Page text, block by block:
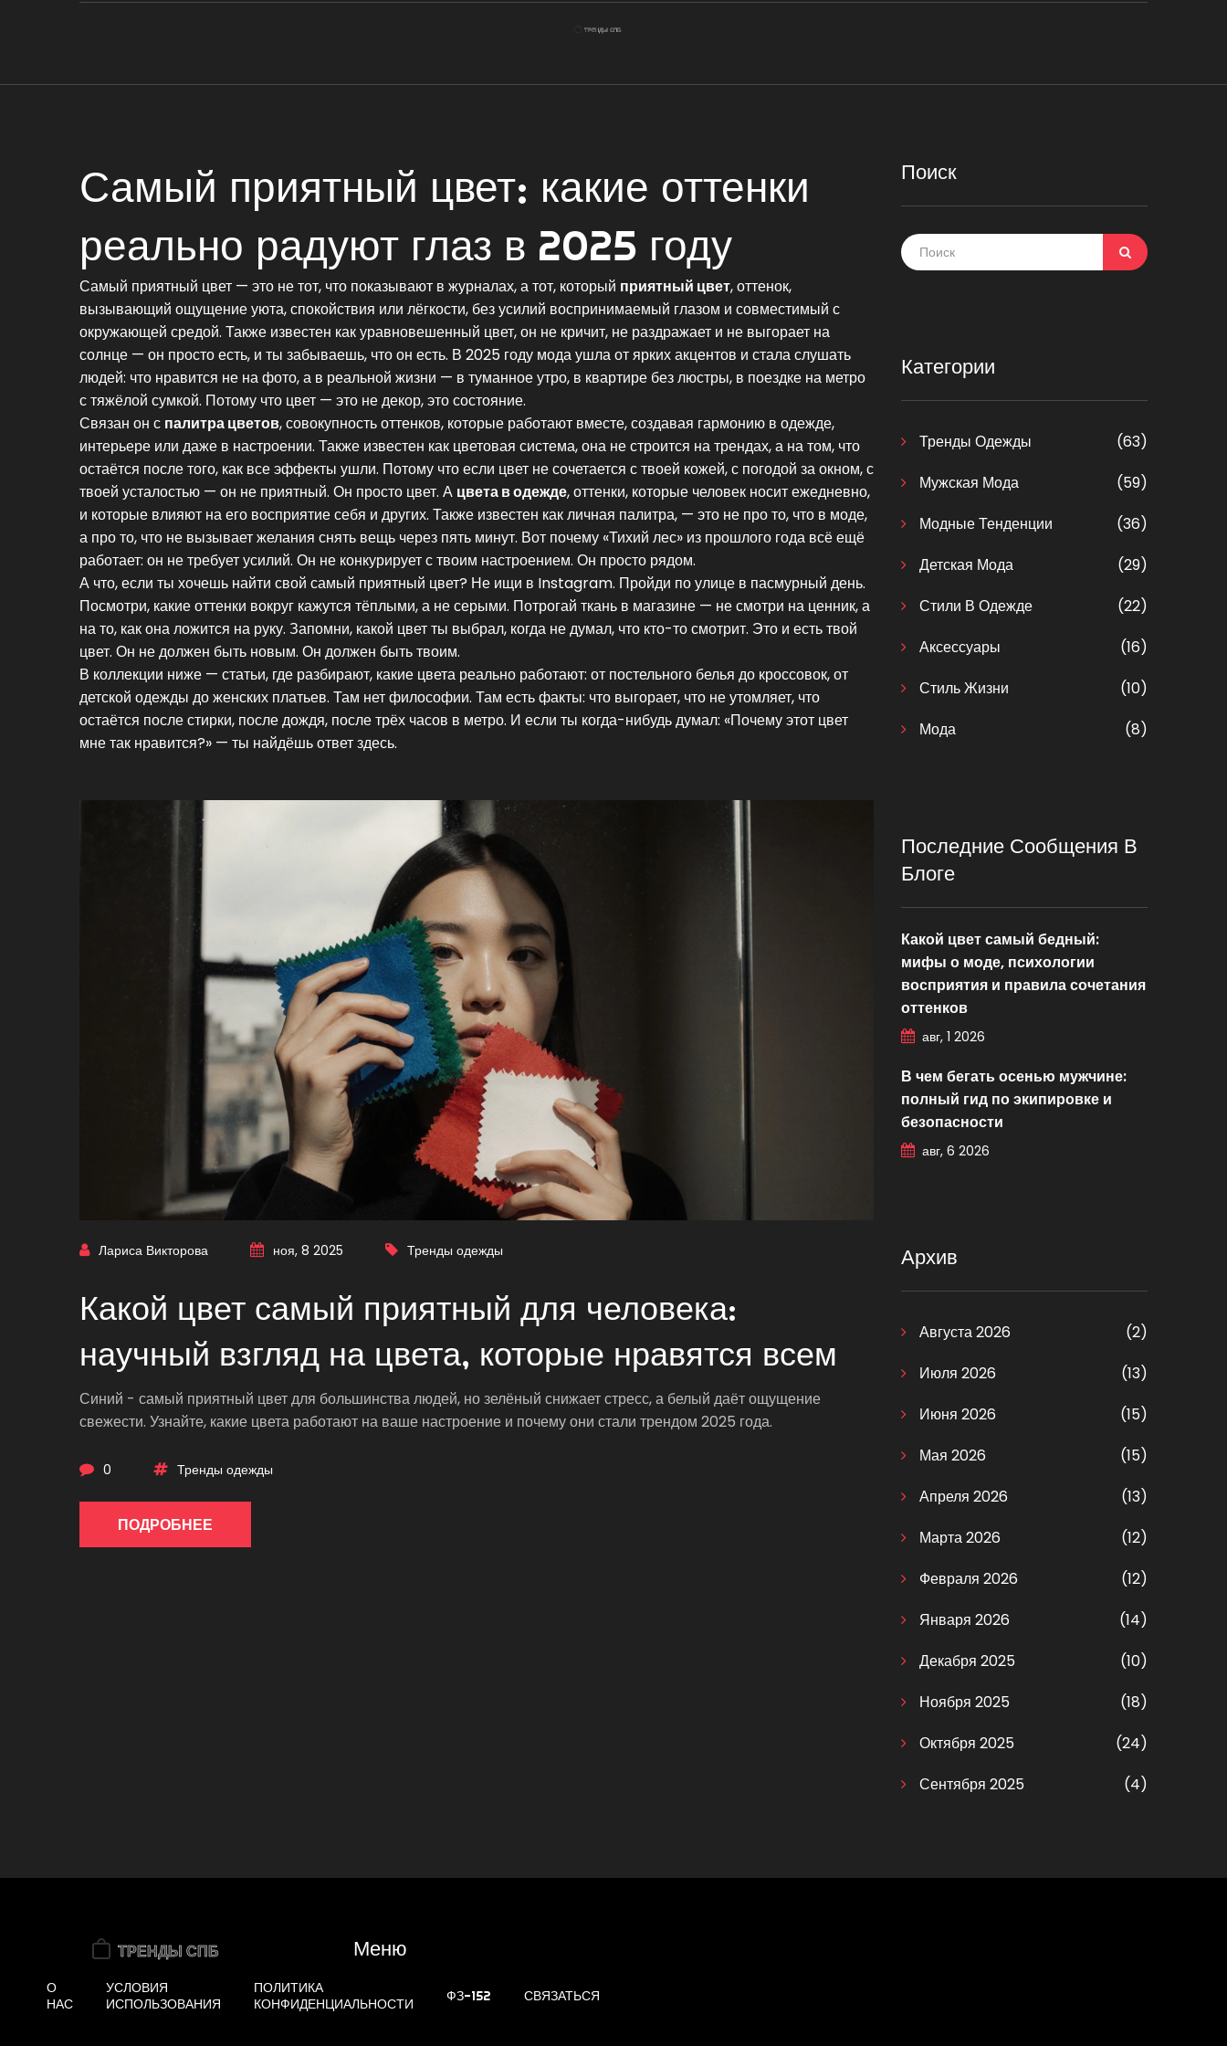
Самый приятный цвет: какие оттенки
реально радуют глаз в 2025 году
Самый приятный цвет — это не тот, что показывают в журналах, а тот, который приятный цвет,оттенок,
вызывающий ощущение уюта, спокойствия или лёгкости, без усилий воспринимаемый глазом и совместимый с
окружающей средой. Также известен какуравновешенный цвет, он не кричит, не раздражает и не выгорает на
солнце — он просто есть, и ты забываешь, что он есть. В 2025 году мода ушла от ярких акцентов и стала слушать
людей: что нравится не на фото, а в реальной жизни — в туманное утро, в квартире без люстры, в поездке на метро
с тяжёлой сумкой. Потому что цвет — это не декор, это состояние.
Связан он с палитра цветов,совокупность оттенков, которые работают вместе, создавая гармонию в одежде,
интерьере или даже в настроении. Также известен как цветовая система, она не строится на трендах, а на том, что
остаётся после того, как все эффекты ушли. Потому что если цвет не сочетается с твоей кожей, с погодой за окном, с
твоей усталостью — он не приятный. Он просто цвет. А цвета в одежде,оттенки, которые человек носит ежедневно,
и которые влияют на его восприятие себя и других. Также известен какличная палитра, — это не про то, что в моде,
а про то, что не вызывает желания снять вещь через пять минут. Вот почему «Тихий лес» из прошлого года всё ещё
работает: он не требует усилий. Он не конкурирует с твоим настроением. Он просто рядом.
А что, если ты хочешь найти свой самый приятный цвет? Не ищи в Instagram. Пройди по улице в пасмурный день.
Посмотри, какие оттенки вокруг кажутся тёплыми, а не серыми. Потрогай ткань в магазине — не смотри на ценник, а
на то, как она ложится на руку. Запомни, какой цвет ты выбрал, когда не думал, что кто-то смотрит. Это и есть твой
цвет. Он не должен быть новым. Он должен быть твоим.
В коллекции ниже — статьи, где разбирают, какие цвета реально работают: от постельного белья до кроссовок, от
детской одежды до женских платьев. Там нет философии. Там есть факты: что выгорает, что не утомляет, что
остаётся после стирки, после дождя, после трёх часов в метро. И если ты когда-нибудь думал: «Почему этот цвет
мне так нравится?» — ты найдёшь ответ здесь.
Лариса Викторова ноя, 8 2025 Тренды одежды
Какой цвет самый приятный для человека:
научный взгляд на цвета, которые нравятся всем
Синий - самый приятный цвет для большинства людей, но зелёный снижает стресс, а белый даёт ощущение
свежести. Узнайте, какие цвета работают на ваше настроение и почему они стали трендом 2025 года.
0 Тренды одежды
ПОДРОБНЕЕ
Поиск
Категории
Тренды Одежды
(63)
Мужская Мода
(59)
Модные Тенденции
(36)
Детская Мода
(29)
Стили В Одежде
(22)
Аксессуары
(16)
Стиль Жизни
(10)
Мода
(8)
Последние Сообщения В
Блоге
Какой цвет самый бедный:
мифы о моде, психологии
восприятия и правила сочетания
оттенков
авг, 1 2026
В чем бегать осенью мужчине:
полный гид по экипировке и
безопасности
авг, 6 2026
Архив
Августа 2026
(2)
Июля 2026
(13)
Июня 2026
(15)
Мая 2026
(15)
Апреля 2026
(13)
Марта 2026
(12)
Февраля 2026
(12)
Января 2026
(14)
Декабря 2025
(10)
Ноября 2025
(18)
Октября 2025
(24)
Сентября 2025
(4)
Меню
О
НАС
УСЛОВИЯ
ИСПОЛЬЗОВАНИЯ
ПОЛИТИКА
КОНФИДЕНЦИАЛЬНОСТИ
ФЗ-152 СВЯЗАТЬСЯ